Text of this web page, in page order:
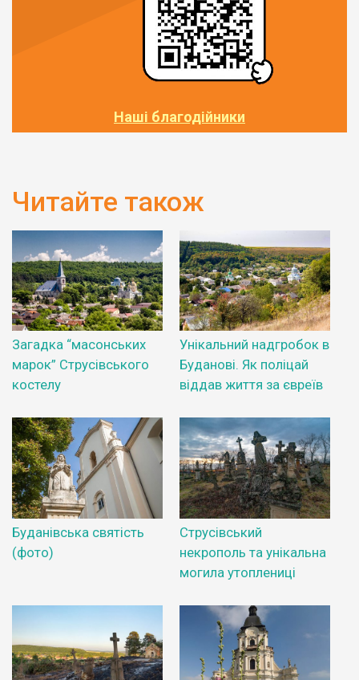
Наші благодійники
Читайте також
Загадка “масонських
марок” Струсівського
костелу
Унікальний надгробок в
Буданові. Як поліцай
віддав життя за євреїв
Буданівська святість
(фото)
Струсівський
некрополь та унікальна
могила утоплениці